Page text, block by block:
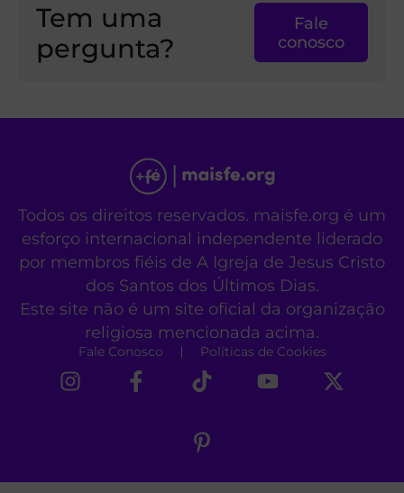
Tem uma
pergunta?
Fale
conosco
Todos os direitos reservados. maisfe.org é um
esforço internacional independente liderado
por membros fiéis de A Igreja de Jesus Cristo
dos Santos dos Últimos Dias.
Este site não é um site oficial da organização
religiosa mencionada acima.
Fale Conosco Políticas de Cookies